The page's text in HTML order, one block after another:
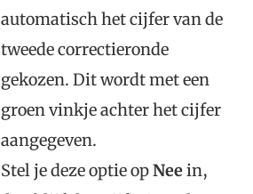
automatisch het cijfer van de
tweede correctieronde
gekozen. Dit wordt met een
groen vinkje achter het cijfer
aangegeven.
Stel je deze optie opNeein,